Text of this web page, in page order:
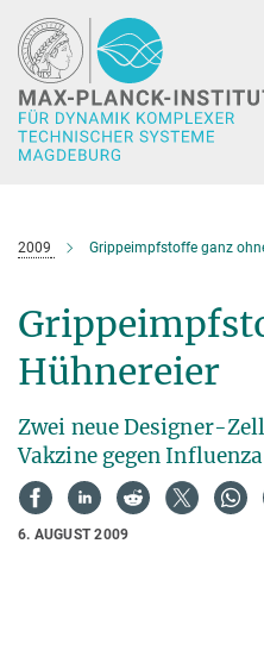
Hauptinhalt
2009 Grippeimpfstoffe ganz
Hühnereier
Zwei neue Designer-
Vakzine gegen
6. AUGUST 2009